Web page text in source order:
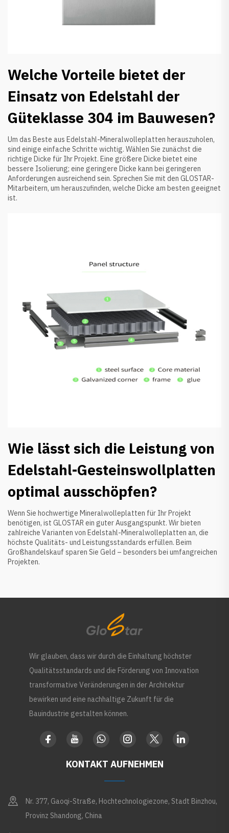
Welche Vorteile bietet der
Einsatz von Edelstahl der
Güteklasse 304 im Bauwesen?
Um das Beste aus Edelstahl-Mineralwolleplatten herauszuholen,
sind einige einfache Schritte wichtig. Wählen Sie zunächst die
richtige Dicke für Ihr Projekt. Eine größere Dicke bietet eine
bessere Isolierung; eine geringere Dicke kann bei geringeren
Anforderungen ausreichend sein. Sprechen Sie mit den GLOSTAR-
Mitarbeitern, um herauszufinden, welche Dicke am besten geeignet
ist.
Wie lässt sich die Leistung von
Edelstahl-Gesteinswollplatten
optimal ausschöpfen?
Wenn Sie hochwertige Mineralwolleplatten für Ihr Projekt
benötigen, ist GLOSTAR ein guter Ausgangspunkt. Wir bieten
zahlreiche Varianten von Edelstahl-Mineralwolleplatten an, die
höchste Qualitäts- und Leistungsstandards erfüllen. Beim
Großhandelskauf sparen Sie Geld – besonders bei umfangreichen
Projekten.
Wir glauben, dass wir durch die Einhaltung höchster
Qualitätsstandards und die Förderung von Innovation
transformative Veränderungen in der Architektur
bewirken und eine nachhaltige Zukunft für die
Bauindustrie gestalten können.
KONTAKT AUFNEHMEN
Nr. 377, Gaoqi-Straße, Hochtechnologiezone, Stadt Binzhou,
Provinz Shandong, China